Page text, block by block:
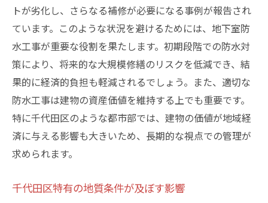
トが劣化し、さらなる補修が必要になる事例が報告され
ています。このような状況を避けるためには、地下室防
水工事が重要な役割を果たします。初期段階での防水対
策により、将来的な大規模修繕のリスクを低減でき、結
果的に経済的負担も軽減されるでしょう。また、適切な
防水工事は建物の資産価値を維持する上でも重要です。
特に千代田区のような都市部では、建物の価値が地域経
済に与える影響も大きいため、長期的な視点での管理が
求められます。
千代田区特有の地質条件が及ぼす影響